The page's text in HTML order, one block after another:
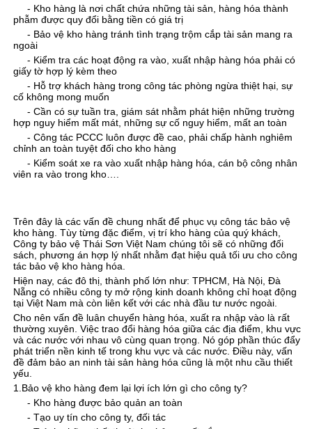
- Kho hàng là nơi chất chứa những tài sản, hàng hóa thành
phẫm được quy đổi bằng tiền có giá trị
- Bảo vệ kho hàng tránh tình trạng trộm cắp tài sản mang ra
ngoài
- Kiểm tra các hoạt động ra vào, xuất nhập hàng hóa phải có
giấy tờ hợp lý kèm theo
- Hỗ trợ khách hàng trong công tác phòng ngừa thiệt hại, sự
cố không mong muốn
- Cần có sự tuần tra, giám sát nhằm phát hiện những trường
hợp nguy hiểm mất mát, những sự cố nguy hiểm, mất an toàn
- Công tác PCCC luôn được đề cao, phải chấp hành nghiêm
chỉnh an toàn tuyệt đối cho kho hàng
- Kiểm soát xe ra vào xuất nhập hàng hóa, cán bộ công nhân
viên ra vào trong kho….
Trên đây là các vấn đề chung nhất để phục vụ công tác bảo vệ
kho hàng. Tùy từng đặc điểm, vị trí kho hàng của quý khách,
Công ty bảo vệ Thái Sơn Việt Nam chúng tôi sẽ có những đối
sách, phương án hợp lý nhất nhằm đạt hiệu quả tối ưu cho công
tác bảo vệ kho hàng hóa.
Hiện nay, các đô thị, thành phố lớn như: TPHCM, Hà Nội, Đà
Nẵng có nhiều công ty mở rộng kinh doanh không chỉ hoạt động
tại Việt Nam mà còn liên kết với các nhà đầu tư nước ngoài.
Cho nên vấn đề luân chuyển hàng hóa, xuất ra nhập vào là rất
thường xuyên. Việc trao đổi hàng hóa giữa các địa điểm, khu vực
và các nước với nhau vô cùng quan trọng. Nó góp phần thúc đẩy
phát triển nền kinh tế trong khu vực và các nước. Điều này, vấn
đề đảm bảo an ninh tài sản hàng hóa cũng là một nhu cầu thiết
yếu.
1.Bảo vệ kho hàng đem lại lợi ích lớn gì cho công ty?
- Kho hàng được bảo quản an toàn
- Tạo uy tín cho công ty, đối tác